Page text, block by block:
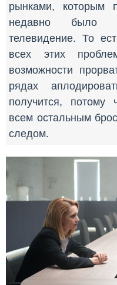
рынками,
недавно было
телевидение. То
всех этих
возможности
рядах
получится, потому
всем остальным
следом.